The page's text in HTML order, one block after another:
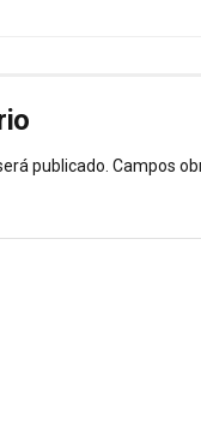
publicado. Campos